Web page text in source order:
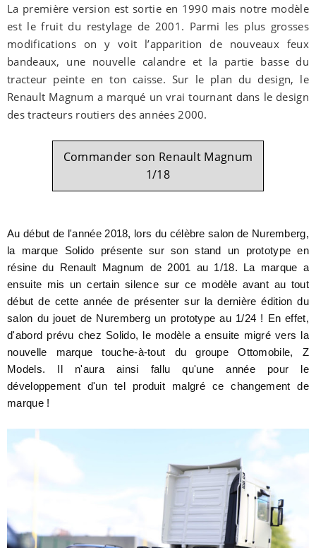
La première version est sortie en 1990 mais notre modèle
est le fruit du restylage de 2001. Parmi les plus grosses
modifications on y voit l’apparition de nouveaux feux
bandeaux, une nouvelle calandre et la partie basse du
tracteur peinte en ton caisse. Sur le plan du design, le
Renault Magnum a marqué un vrai tournant dans le design
des tracteurs routiers des années 2000.
Commander son Renault Magnum
1/18
Au début de l'année 2018, lors du célèbre salon de Nuremberg,
la marque Solido présente sur son stand un prototype en
résine du Renault Magnum de 2001 au 1/18. La marque a
ensuite mis un certain silence sur ce modèle avant au tout
début de cette année de présenter sur la dernière édition du
salon du jouet de Nuremberg un prototype au 1/24 ! En effet,
d'abord prévu chez Solido, le modèle a ensuite migré vers la
nouvelle marque touche-à-tout du groupe Ottomobile, Z
Models. Il n'aura ainsi fallu qu'une année pour le
développement d'un tel produit malgré ce changement de
marque !